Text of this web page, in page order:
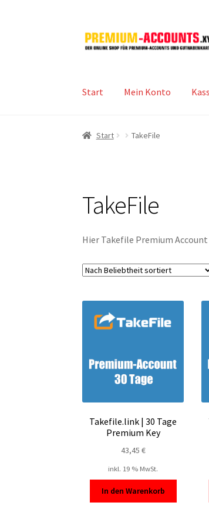
Zur
Navigation
Zum
Inhalt
Start Mein Konto
Start TakeFile
TakeFile
Hier Takefile Premium
Takefile.link | 30 Tage
Premium Key
43,45 €
inkl. 19 % MwSt.
In den Warenkorb